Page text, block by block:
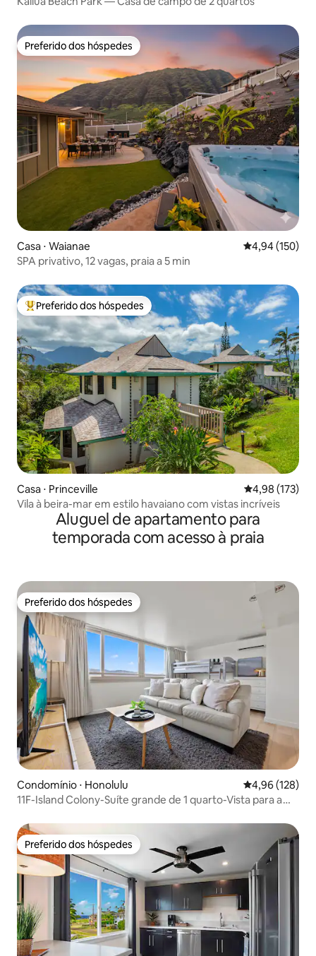
Preferido dos hóspedes
Preferido dos hóspedes
Casa ⋅ Waianae 4,94 de uma
4,94 (150)
SPA privativo, 12 vagas, praia a 5 min
Entre os melhores preferidos dos hóspedes
Preferido dos hóspedes
Casa ⋅ Princeville 4,98 de uma
4,98 (173)
Vila à beira-mar em estilo havaiano com vistas incríveis
Aluguel de apartamento para
temporada com acesso à praia
Preferido dos hóspedes
Preferido dos hóspedes
Condomínio ⋅ Honolulu 4,96 de uma
4,96 (128)
11F-Island Colony-Suíte grande de 1 quarto-Vista para a
Preferido dos hóspedes
Preferido dos hóspedes